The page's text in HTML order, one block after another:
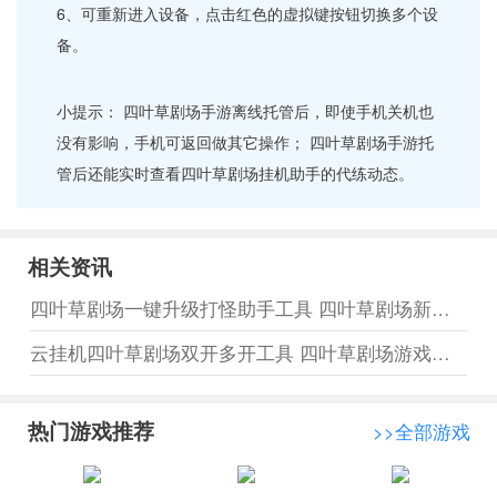
6、可重新进入设备，点击红色的虚拟键按钮切换多个设
备。
小提示： 四叶草剧场手游离线托管后，即使手机关机也
没有影响，手机可返回做其它操作； 四叶草剧场手游托
管后还能实时查看四叶草剧场挂机助手的代练动态。
相关资讯
四叶草剧场一键升级打怪助手工具 四叶草剧场新手开荒强阵容推荐
云挂机四叶草剧场双开多开工具 四叶草剧场游戏背景设定
热门游戏推荐 >>全部游戏